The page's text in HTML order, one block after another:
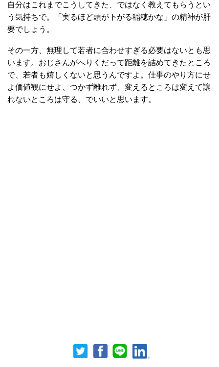
自分はこれまでこうしてきた、ではなく教えてもらうとい
う気持ちで。「実るほど頭が下がる稲穂かな」の精神が肝
要でしょう。
その一方、無理して若者に合わせすぎる必要はないとも思
います。おじさんがへりくだって距離を詰めてきたところ
で、若者も嬉しくないと思うんですよ。仕事のやり方にせ
よ価値観にせよ、つかず離れず、変えるところは変えて譲
れないところは守る、でいいと思います。